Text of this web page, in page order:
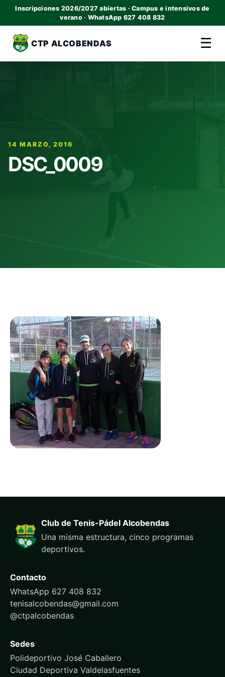
Inscripciones 2026/2027 abiertas · Campus e intensivos de
verano · WhatsApp 627 408 832
CTP ALCOBENDAS ☰
14 MARZO, 2016
DSC_0009
Club de Tenis-Pádel Alcobendas
Una misma estructura, cinco programas
deportivos.
Contacto
WhatsApp 627 408 832
tenisalcobendas@gmail.com
@ctpalcobendas
Sedes
Polideportivo José Caballero
Ciudad Deportiva Valdelasfuentes